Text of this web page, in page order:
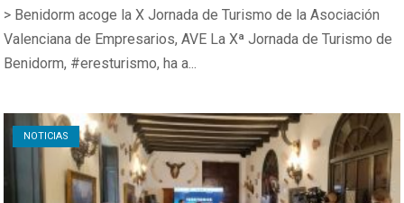
> Benidorm acoge la X Jornada de Turismo de la Asociación
Valenciana de Empresarios, AVE La Xª Jornada de Turismo de
Benidorm, #eresturismo, ha a...
NOTICIAS
Open post